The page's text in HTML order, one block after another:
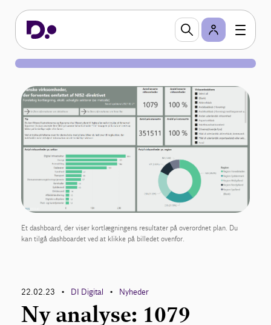
Et dashboard, der viser kortlægningens resultater på overordnet plan. Du
kan tilgå dashboardet ved at klikke på billedet ovenfor.
22.02.23 • DI Digital • Nyheder
Ny analyse: 1079